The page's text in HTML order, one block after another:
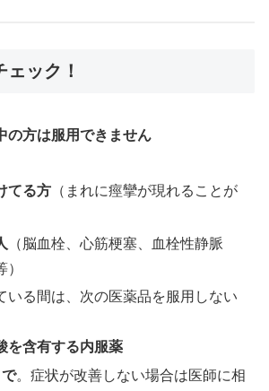
ック！
の方は服用できません
てる方 （まれに痙攣が現れることが
（脳血栓、心筋梗塞、血栓性静脈
いる間は、次の医薬品を服用しない
を含有する内服薬
。症状が改善しない場合は医師に相